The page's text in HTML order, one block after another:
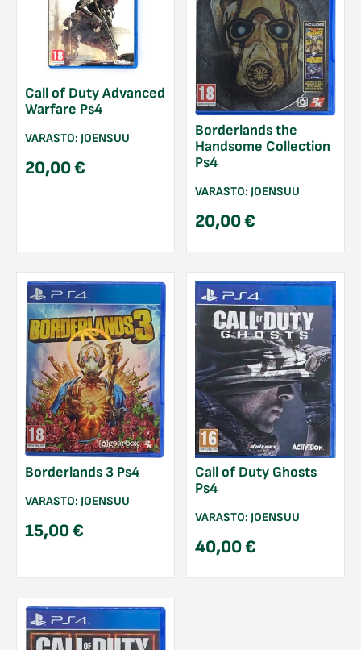
Call of Duty Advanced
Warfare Ps4
VARASTO: JOENSUU
20,00€
Borderlands the
Handsome Collection
Ps4
VARASTO: JOENSUU
20,00€
Borderlands 3 Ps4
VARASTO: JOENSUU
15,00€
Call of Duty Ghosts
Ps4
VARASTO: JOENSUU
40,00€